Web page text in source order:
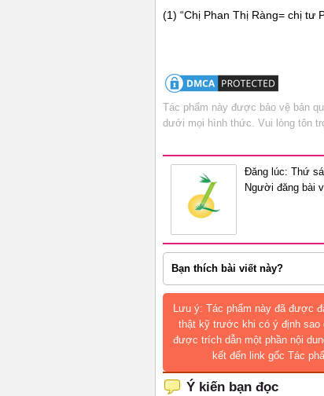
(1) “Chị Phan Thị Ràng= chị tư
Tác phẩm này được bảo vệ bản
dưới mọi hình thức. Vui lòng tôn
Đăng lúc: Thứ
Người đăng bài
Bạn thích bài viết này?
Lưu ý: Tác phẩm này đã được
thật kỹ trước khi có ý định sao
được trích dẫn một phần nội
kết đến link gốc Tác